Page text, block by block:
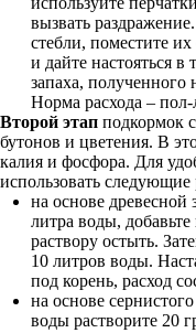
вызвать
стебли, поместите
и дайте настояться в
запаха, полученного
Норма расхода –
Второй этап подкормок
бутонов и цветения. В
калия и фосфора. Для
использовать следующие
на основе
литра воды,
раствору остыть.
10 литров воды.
под корень, расход
на основе
воды растворите 20